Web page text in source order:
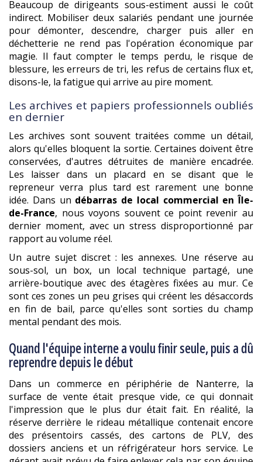
Beaucoup de dirigeants sous-estiment aussi le coût
indirect. Mobiliser deux salariés pendant une journée
pour démonter, descendre, charger puis aller en
déchetterie ne rend pas l'opération économique par
magie. Il faut compter le temps perdu, le risque de
blessure, les erreurs de tri, les refus de certains flux et,
disons-le, la fatigue qui arrive au pire moment.
Les archives et papiers professionnels oubliés
en dernier
Les archives sont souvent traitées comme un détail,
alors qu'elles bloquent la sortie. Certaines doivent être
conservées, d'autres détruites de manière encadrée.
Les laisser dans un placard en se disant que le
repreneur verra plus tard est rarement une bonne
idée. Dans un débarras de local commercial en Île-
de-France, nous voyons souvent ce point revenir au
dernier moment, avec un stress disproportionné par
rapport au volume réel.
Un autre sujet discret : les annexes. Une réserve au
sous-sol, un box, un local technique partagé, une
arrière-boutique avec des étagères fixées au mur. Ce
sont ces zones un peu grises qui créent les désaccords
en fin de bail, parce qu'elles sont sorties du champ
mental pendant des mois.
Quand l'équipe interne a voulu finir seule, puis a dû
reprendre depuis le début
Dans un commerce en périphérie de Nanterre, la
surface de vente était presque vide, ce qui donnait
l'impression que le plus dur était fait. En réalité, la
réserve derrière le rideau métallique contenait encore
des présentoirs cassés, des cartons de PLV, des
dossiers anciens et un réfrigérateur hors service. Le